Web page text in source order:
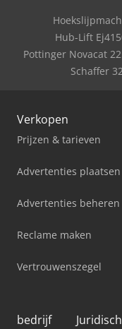
Hub-Lift
Pottinger Novacat
Schaffer
Verkopen
Prijzen & tarieven
Advertenties plaatsen
Advertenties beheren
Reclame maken
Vertrouwenszegel
bedrijf Juridisch